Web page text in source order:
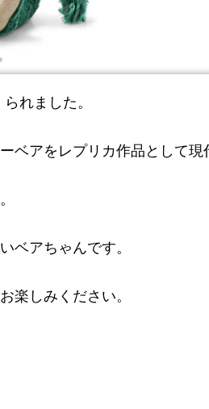
れました。
アをレプリカ作品として現
ベアちゃんです。
楽しみください。